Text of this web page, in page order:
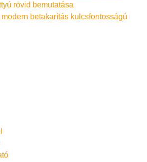
rövid bemutatása
betakarítás kulcsfontosságú